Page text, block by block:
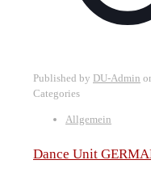
Published by DU-Admin
Categories
Allgemein
Dance Unit